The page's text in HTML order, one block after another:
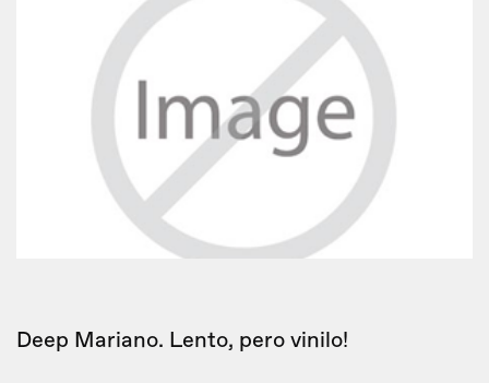
Deep Mariano. Lento, pero vinilo!